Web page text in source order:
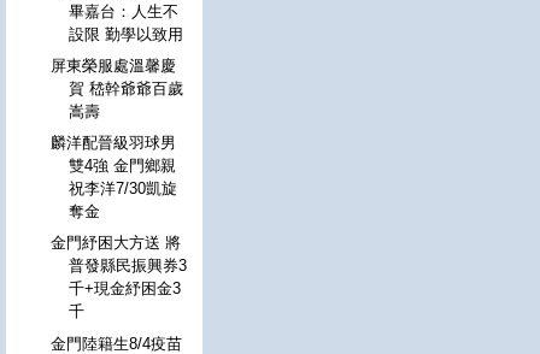
畢嘉台：人生不
設限 勤學以致用
屏東榮服處溫馨慶
賀 嵇幹爺爺百歲
嵩壽
麟洋配晉級羽球男
雙4強 金門鄉親
祝李洋7/30凱旋
奪金
金門紓困大方送 將
普發縣民振興券3
千+現金紓困金3
千
金門陸籍生8/4疫苗